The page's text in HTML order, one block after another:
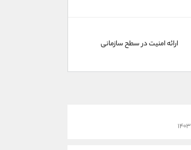
ارائه امنیت در سطح سازمانی